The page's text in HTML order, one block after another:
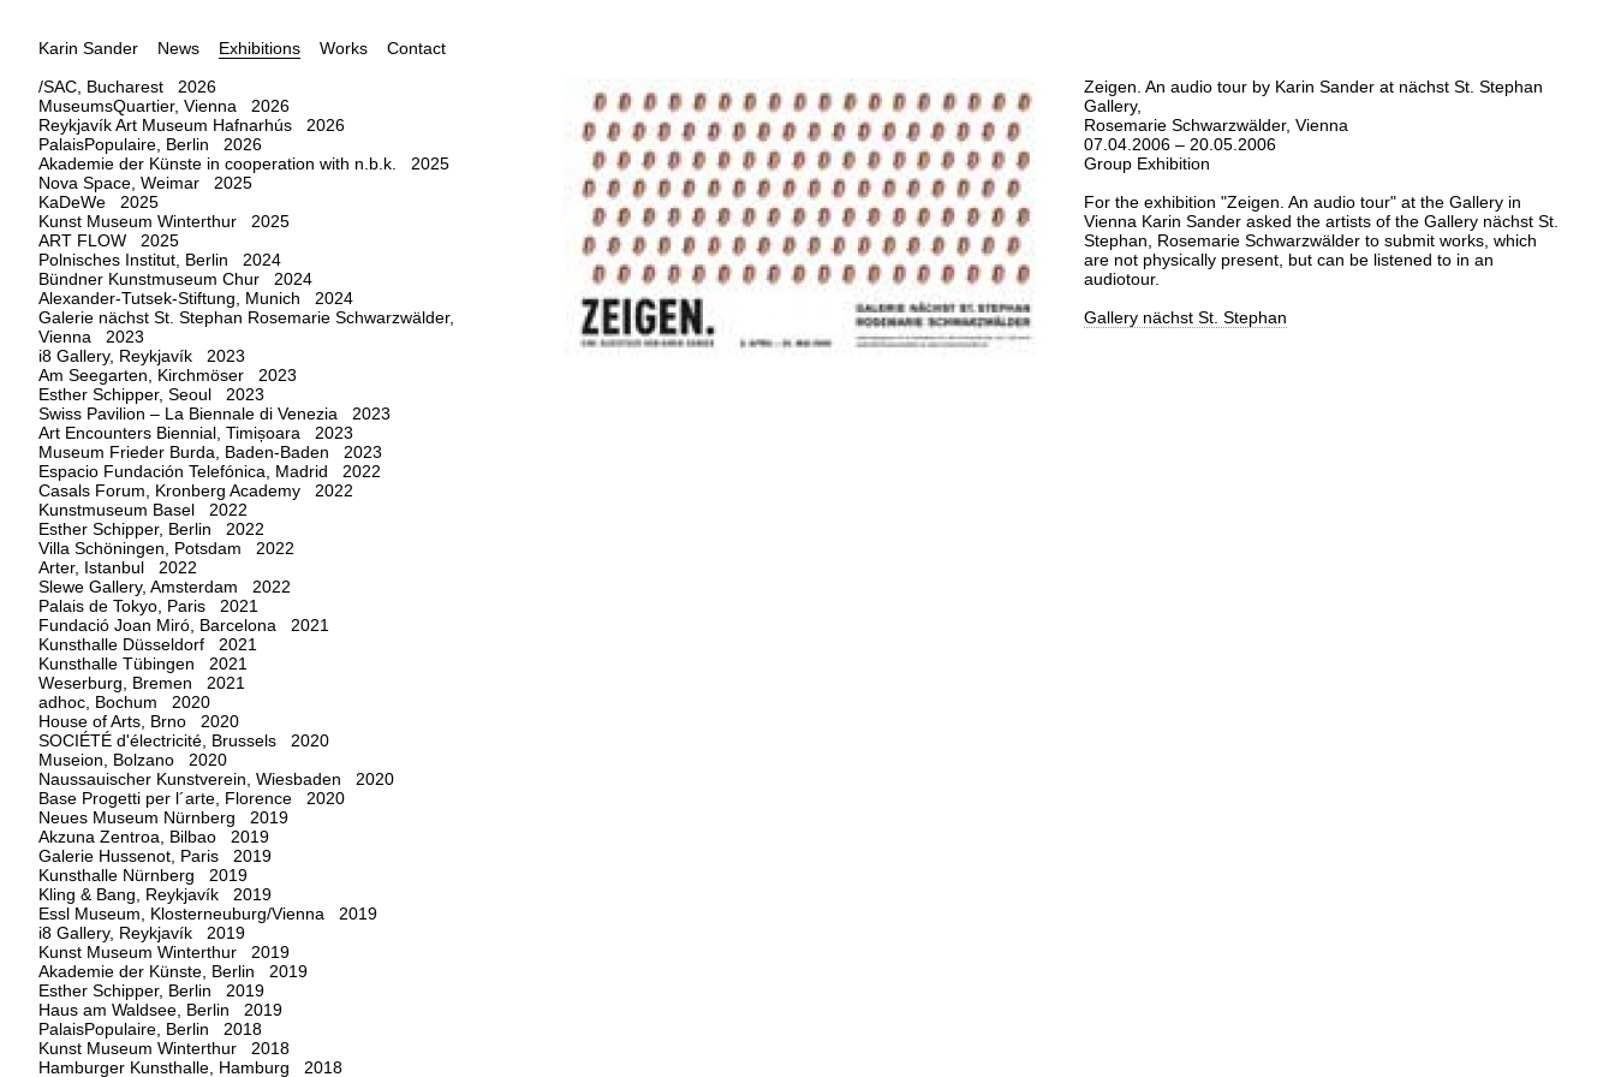
Karin Sander News Exhibitions Works
Contact
/SAC, Bucharest 2026
MuseumsQuartier, Vienna 2026
Reykjavík Art Museum Hafnarhús 2026
PalaisPopulaire, Berlin 2026
Akademie der Künste in cooperation with n.b.k. 2025
Nova Space, Weimar 2025
KaDeWe 2025
Kunst Museum Winterthur 2025
ART FLOW 2025
Polnisches Institut, Berlin 2024
Bündner Kunstmuseum Chur 2024
Alexander-Tutsek-Stiftung, Munich 2024
Galerie nächst St. Stephan Rosemarie Schwarzwälder,
Vienna 2023
i8 Gallery, Reykjavík 2023
Am Seegarten, Kirchmöser 2023
Esther Schipper, Seoul 2023
Swiss Pavilion – La Biennale di Venezia 2023
Art Encounters Biennial, Timișoara 2023
Museum Frieder Burda, Baden-Baden 2023
Espacio Fundación Telefónica, Madrid 2022
Casals Forum, Kronberg Academy 2022
Kunstmuseum Basel 2022
Esther Schipper, Berlin 2022
Villa Schöningen, Potsdam 2022
Arter, Istanbul 2022
Slewe Gallery, Amsterdam 2022
Palais de Tokyo, Paris 2021
Fundació Joan Miró, Barcelona 2021
Kunsthalle Düsseldorf 2021
Kunsthalle Tübingen 2021
Weserburg, Bremen 2021
adhoc, Bochum 2020
House of Arts, Brno 2020
SOCIÉTÉ d'électricité, Brussels 2020
Museion, Bolzano 2020
Naussauischer Kunstverein, Wiesbaden 2020
Base Progetti per l´arte, Florence 2020
Neues Museum Nürnberg 2019
Akzuna Zentroa, Bilbao 2019
Galerie Hussenot, Paris 2019
Kunsthalle Nürnberg 2019
Kling & Bang, Reykjavík 2019
Essl Museum, Klosterneuburg/Vienna 2019
i8 Gallery, Reykjavík 2019
Kunst Museum Winterthur 2019
Akademie der Künste, Berlin 2019
Esther Schipper, Berlin 2019
Haus am Waldsee, Berlin 2019
PalaisPopulaire, Berlin 2018
Kunst Museum Winterthur 2018
Hamburger Kunsthalle, Hamburg 2018
Zeigen. An audio tour by Karin Sander at nächst St. Stephan
Gallery,
Rosemarie Schwarzwälder, Vienna
07.04.2006 – 20.05.2006
Group Exhibition
For the exhibition "Zeigen. An audio tour" at the Gallery in
Vienna Karin Sander asked the artists of the Gallery nächst St.
Stephan, Rosemarie Schwarzwälder to submit works, which
are not physically present, but can be listened to in an
audiotour.
Gallery nächst St. Stephan